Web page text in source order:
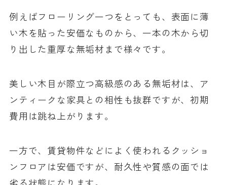
例えばフローリング一つをとっても、表面に薄
い木を貼った安価なものから、一本の木から切
り出した重厚な無垢材まで様々です。
美しい木目が際立つ高級感のある無垢材は、ア
ンティークな家具との相性も抜群ですが、初期
費用は跳ね上がります。
一方で、賃貸物件などによく使われるクッショ
ンフロアは安価ですが、耐久性や質感の面では
劣る状態になります。